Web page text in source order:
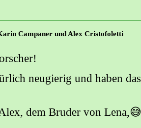
Campaner und Alex Cristofoletti
neugierig und haben
dem Bruder von Lena,😅